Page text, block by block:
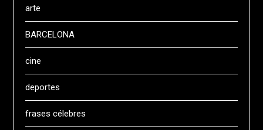
arte
BARCELONA
cine
deportes
frases célebres